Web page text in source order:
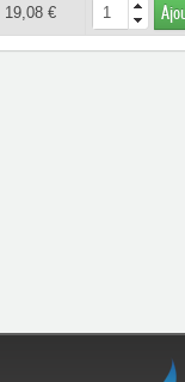
19,08 €